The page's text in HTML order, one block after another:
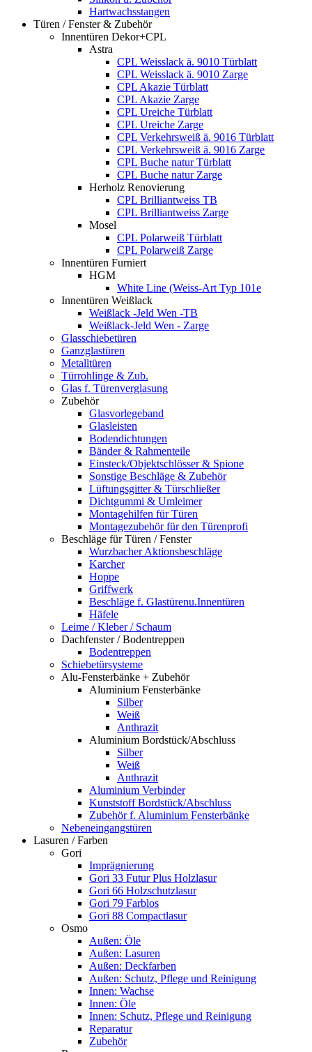
Hartwachsstangen
Türen / Fenster & Zubehör
Innentüren Dekor+CPL
Astra
CPL Weisslack ä. 9010 Türblatt
CPL Weisslack ä. 9010 Zarge
CPL Akazie Türblatt
CPL Akazie Zarge
CPL Ureiche Türblatt
CPL Ureiche Zarge
CPL Verkehrsweiß ä. 9016 Türblatt
CPL Verkehrsweiß ä. 9016 Zarge
CPL Buche natur Türblatt
CPL Buche natur Zarge
Herholz Renovierung
CPL Brilliantweiss TB
CPL Brilliantweiss Zarge
Mosel
CPL Polarweiß Türblatt
CPL Polarweiß Zarge
Innentüren Furniert
HGM
White Line (Weiss-Art Typ 101e
Innentüren Weißlack
Weißlack -Jeld Wen -TB
Weißlack-Jeld Wen - Zarge
Glasschiebetüren
Ganzglastüren
Metalltüren
Türrohlinge & Zub.
Glas f. Türenverglasung
Zubehör
Glasvorlegeband
Glasleisten
Bodendichtungen
Bänder & Rahmenteile
Einsteck/Objektschlösser & Spione
Sonstige Beschläge & Zubehör
Lüftungsgitter & Türschließer
Dichtgummi & Umleimer
Montagehilfen für Türen
Montagezubehör für den Türenprofi
Beschläge für Türen / Fenster
Wurzbacher Aktionsbeschläge
Karcher
Hoppe
Griffwerk
Beschläge f. Glastürenu.Innentüren
Häfele
Leime / Kleber / Schaum
Dachfenster / Bodentreppen
Bodentreppen
Schiebetürsysteme
Alu-Fensterbänke + Zubehör
Aluminium Fensterbänke
Silber
Weiß
Anthrazit
Aluminium Bordstück/Abschluss
Silber
Weiß
Anthrazit
Aluminium Verbinder
Kunststoff Bordstück/Abschluss
Zubehör f. Aluminium Fensterbänke
Nebeneingangstüren
Lasuren / Farben
Gori
Imprägnierung
Gori 33 Futur Plus Holzlasur
Gori 66 Holzschutzlasur
Gori 79 Farblos
Gori 88 Compactlasur
Osmo
Außen: Öle
Außen: Lasuren
Außen: Deckfarben
Außen: Schutz, Pflege und Reinigung
Innen: Wachse
Innen: Öle
Innen: Schutz, Pflege und Reinigung
Reparatur
Zubehör